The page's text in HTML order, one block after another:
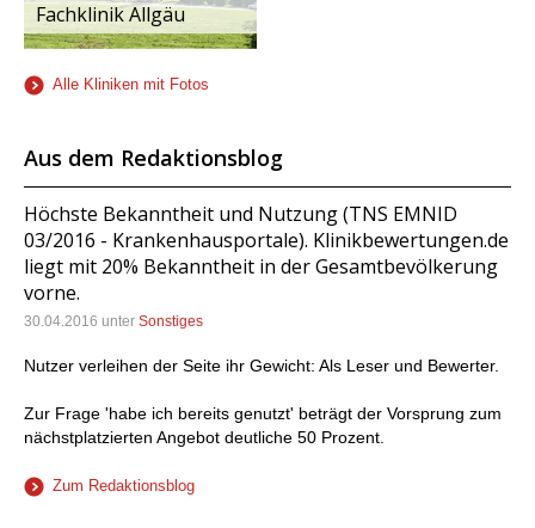
Fachklinik Allgäu
Alle Kliniken mit Fotos
Aus dem Redaktionsblog
Höchste Bekanntheit und Nutzung (TNS EMNID
03/2016 - Krankenhausportale). Klinikbewertungen.de
liegt mit 20% Bekanntheit in der Gesamtbevölkerung
vorne.
30.04.2016 unter Sonstiges
Nutzer verleihen der Seite ihr Gewicht: Als Leser und Bewerter.
Zur Frage 'habe ich bereits genutzt' beträgt der Vorsprung zum
nächstplatzierten Angebot deutliche 50 Prozent.
Zum Redaktionsblog